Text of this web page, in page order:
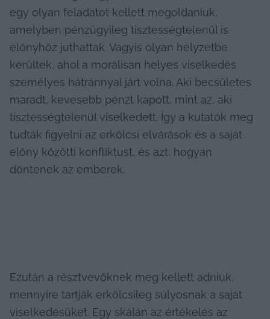
egy olyan feladatot kellett megoldaniuk,
amelyben pénzügyileg tisztességtelenül is
előnyhöz juthattak. Vagyis olyan helyzetbe
kerültek, ahol a morálisan helyes viselkedés
személyes hátránnyal járt volna. Aki becsületes
maradt, kevesebb pénzt kapott, mint az, aki
tisztességtelenül viselkedett. Így a kutatók meg
tudták figyelni az erkölcsi elvárások és a saját
előny közötti konfliktust, és azt, hogyan
döntenek az emberek.
Ezután a résztvevőknek meg kellett adniuk,
mennyire tartják erkölcsileg súlyosnak a saját
viselkedésüket. Egy skálán az értékelés az